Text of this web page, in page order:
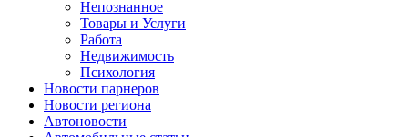
Непознанное
Товары и Услуги
Работа
Недвижимость
Психология
Новости парнеров
Новости региона
Автоновости